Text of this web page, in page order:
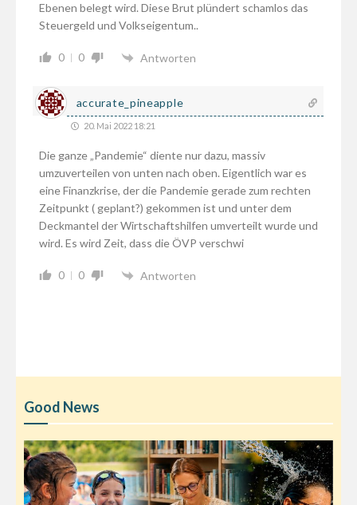
Ebenen belegt wird. Diese Brut plündert schamlos das
Steuergeld und Volkseigentum..
0 0 Antworten
accurate_pineapple
20. Mai 2022 18:21
Die ganze „Pandemie“ diente nur dazu, massiv
umzuverteilen von unten nach oben. Eigentlich war es
eine Finanzkrise, der die Pandemie gerade zum rechten
Zeitpunkt ( geplant?) gekommen ist und unter dem
Deckmantel der Wirtschaftshilfen umverteilt wurde und
wird. Es wird Zeit, dass die ÖVP verschwi
0 0 Antworten
Good News